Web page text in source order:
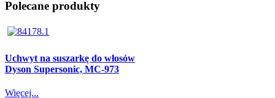
Polecane produkty
Uchwyt na suszarkę do włosów
Dyson Supersonic, MC-973
Więcej...